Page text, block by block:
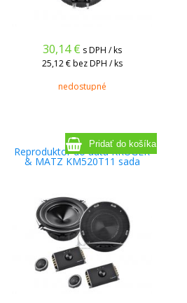
30,14 € s DPH / ks
25,12 € bez DPH / ks
nedostupné
Reproduktor do auta KRUGER
& MATZ KM520T11 sada